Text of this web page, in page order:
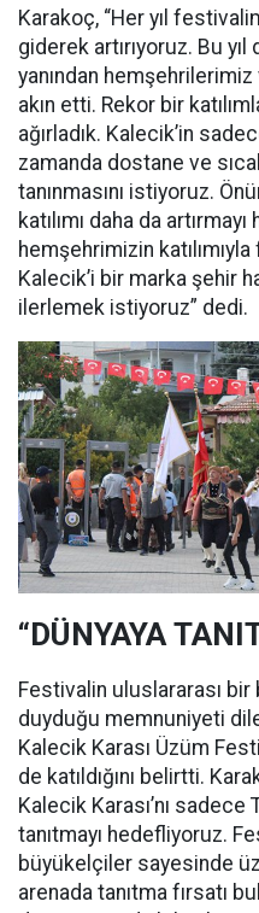
Karakoç, “Her yıl
giderek artırıyoruz. Bu yıl
yanından
akın etti. Rekor bir
ağırladık. Kalecik’in
zamanda dostane ve
tanınmasını istiyoruz.
katılımı daha da
hemşehrimizin
Kalecik’i bir marka şehir
ilerlemek istiyoruz” dedi.
“DÜNYAYA
Festivalin uluslararası bir
duyduğu memnuniyeti
Kalecik Karası Üzüm
de katıldığını belirtti.
Kalecik Karası’nı sadece
tanıtmayı hedefliyoruz.
büyükelçiler sayesinde
arenada tanıtma fırsatı